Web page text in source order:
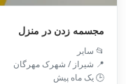
مجسمه زدن در منزل
📂 سایر
📍 شیراز / شهرک مهرگان
🕒 یک ماه پیش